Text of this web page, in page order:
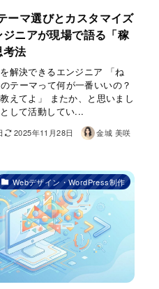
ーマ選びとカスタマイズ
ニアが現場で語る「稼
考法
解決できるエンジニア 「ね
テーマって何が一番いいの？
えてよ」 またか、と思いまし
して活動してい...
2025年11月28日 金城 美咲
Webデザイン・WordPress制作